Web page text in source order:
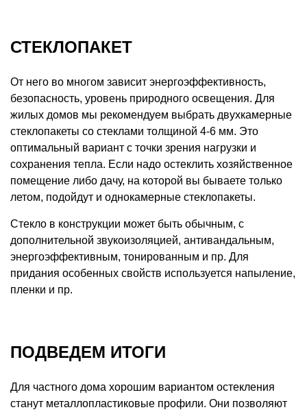
СТЕКЛОПАКЕТ
От него во многом зависит энергоэффективность,
безопасность, уровень природного освещения. Для
жилых домов мы рекомендуем выбрать двухкамерные
стеклопакеты со стеклами толщиной 4-6 мм. Это
оптимальный вариант с точки зрения нагрузки и
сохранения тепла. Если надо остеклить хозяйственное
помещение либо дачу, на которой вы бываете только
летом, подойдут и однокамерные стеклопакеты.
Стекло в конструкции может быть обычным, с
дополнительной звукоизоляцией, антивандальным,
энергоэффективным, тонированным и пр. Для
придания особенных свойств используется напыление,
пленки и пр.
ПОДВЕДЕМ ИТОГИ
Для частного дома хорошим вариантом остекления
станут металлопластиковые профили. Они позволяют